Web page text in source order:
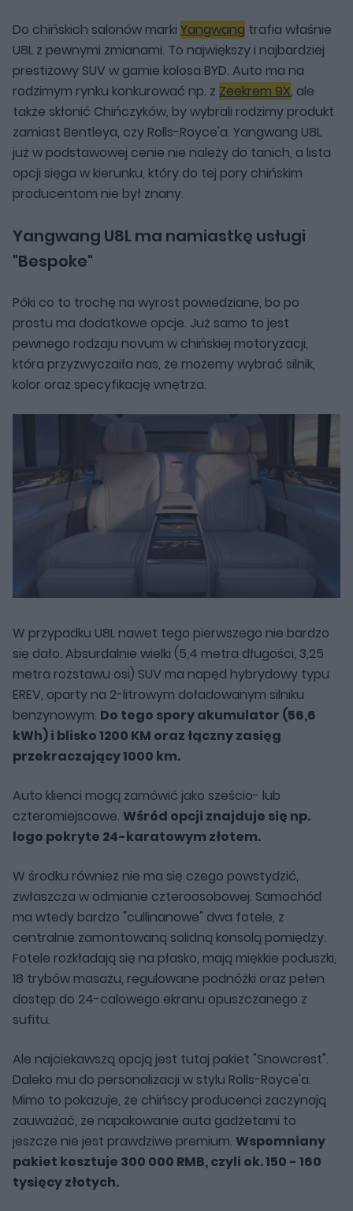
Do chińskich salonów marki Yangwang trafia właśnie
U8L z pewnymi zmianami. To największy i najbardziej
prestiżowy SUV w gamie kolosa BYD. Auto ma na
rodzimym rynku konkurować np. z Zeekrem 9X, ale
także skłonić Chińczyków, by wybrali rodzimy produkt
zamiast Bentleya, czy Rolls-Royce'a. Yangwang U8L
już w podstawowej cenie nie należy do tanich, a lista
opcji sięga w kierunku, który do tej pory chińskim
producentom nie był znany.
Yangwang U8L ma namiastkę usługi
"Bespoke"
Póki co to trochę na wyrost powiedziane, bo po
prostu ma dodatkowe opcje. Już samo to jest
pewnego rodzaju novum w chińskiej motoryzacji,
która przyzwyczaiła nas, że możemy wybrać silnik,
kolor oraz specyfikację wnętrza.
W przypadku U8L nawet tego pierwszego nie bardzo
się dało. Absurdalnie wielki (5,4 metra długości, 3,25
metra rozstawu osi) SUV ma napęd hybrydowy typu
EREV, oparty na 2-litrowym doładowanym silniku
benzynowym. Do tego spory akumulator (56,6
kWh) i blisko 1200 KM oraz łączny zasięg
przekraczający 1000 km.
Auto klienci mogą zamówić jako sześcio- lub
czteromiejscowe. Wśród opcji znajduje się np.
logo pokryte 24-karatowym złotem.
W środku również nie ma się czego powstydzić,
zwłaszcza w odmianie czteroosobowej. Samochód
ma wtedy bardzo "cullinanowe" dwa fotele, z
centralnie zamontowaną solidną konsolą pomiędzy.
Fotele rozkładają się na płasko, mają miękkie poduszki,
18 trybów masażu, regulowane podnóżki oraz pełen
dostęp do 24-calowego ekranu opuszczanego z
sufitu.
Ale najciekawszą opcją jest tutaj pakiet "Snowcrest".
Daleko mu do personalizacji w stylu Rolls-Royce'a.
Mimo to pokazuje, że chińscy producenci zaczynają
zauważać, że napakowanie auta gadżetami to
jeszcze nie jest prawdziwe premium. Wspomniany
pakiet kosztuje 300 000 RMB, czyli ok. 150 - 160
tysięcy złotych.